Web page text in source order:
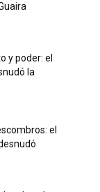
y poder: el
la
el